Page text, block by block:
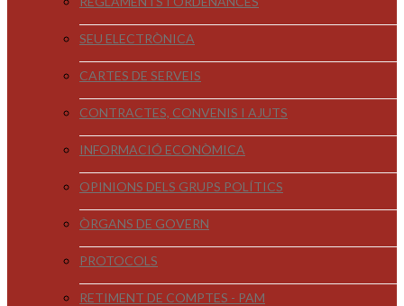
SEU ELECTRÒNICA
CARTES DE SERVEIS
CONTRACTES, CONVENIS I AJUTS
INFORMACIÓ ECONÒMICA
OPINIONS DELS GRUPS POLÍTICS
ÒRGANS DE GOVERN
PROTOCOLS
RETIMENT DE COMPTES - PAM